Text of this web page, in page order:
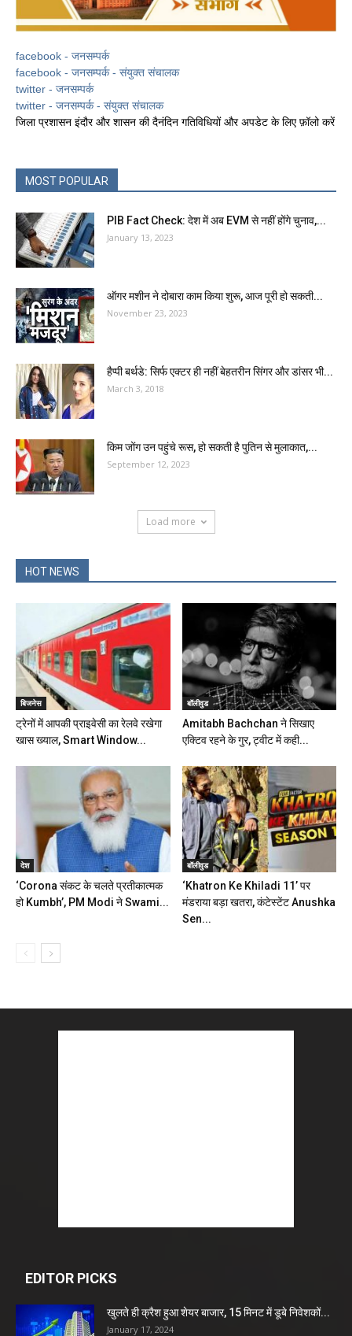
facebook - जनसम्पर्क
facebook - जनसम्पर्क - संयुक्त संचालक
twitter - जनसम्पर्क
twitter - जनसम्पर्क - संयुक्त संचालक
जिला प्रशासन इंदौर और शासन की दैनंदिन गतिविधियों और अपडेट के लिए फ़ॉलो करें
MOST POPULAR
PIB Fact Check: देश में अब EVM से नहीं होंगे चुनाव,...
January 13, 2023
ऑगर मशीन ने दोबारा काम किया शुरू, आज पूरी हो सकती...
November 23, 2023
हैप्पी बर्थडे: सिर्फ एक्टर ही नहीं बेहतरीन सिंगर और डांसर भी...
March 3, 2018
किम जोंग उन पहुंचे रूस, हो सकती है पुतिन से मुलाकात,...
September 12, 2023
Load more
HOT NEWS
बिजनेस
ट्रेनों में आपकी प्राइवेसी का रेलवे रखेगा
खास ख्याल, Smart Window...
बॉलीवुड
Amitabh Bachchan ने सिखाए
एक्टिव रहने के गुर, ट्वीट में कही...
देश
‘Corona संकट के चलते प्रतीकात्मक
हो Kumbh’, PM Modi ने Swami...
बॉलीवुड
‘Khatron Ke Khiladi 11’ पर
मंडराया बड़ा खतरा, कंटेस्टेंट Anushka
Sen...
EDITOR PICKS
खुलते ही क्रैश हुआ शेयर बाजार, 15 मिनट में डूबे निवेशकों...
January 17, 2024